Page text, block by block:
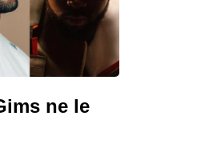
ne le